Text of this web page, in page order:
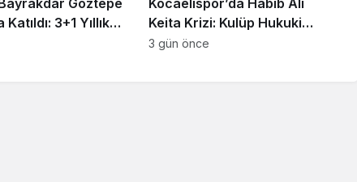
Göztepe
3+1 Yıllık
Kocaelispor’da Habib Ali
Keita Krizi: Kulüp Hukuki
Süreç Başlatıyor
3 gün önce